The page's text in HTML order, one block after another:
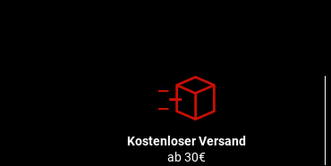
Kostenloser Versand
ab 30€